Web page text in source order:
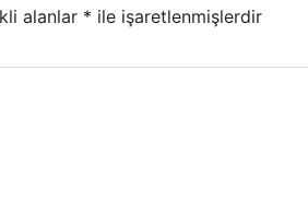
alanlar * ile işaretlenmişlerdir